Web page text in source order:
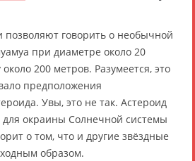
говорить о необычной
при диаметре около 20
200 метров. Разумеется, это
предположения
Увы, это не так. Астероид
окраины Солнечной системы
о том, что и другие звёздные
образом.